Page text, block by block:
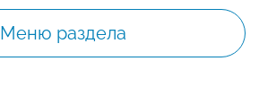
Меню раздела